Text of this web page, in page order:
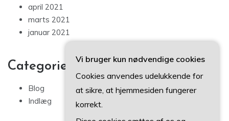
april 2021
marts 2021
januar 2021
Categories
Blog
Indlæg
Vi bruger kun nødvendige cookies
Cookies anvendes udelukkende for
at sikre, at hjemmesiden fungerer
korrekt.